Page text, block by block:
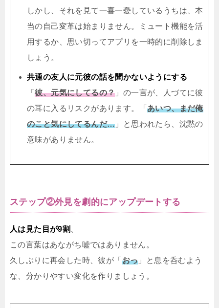
しかし、それを見て一喜一憂しているうちは、本
当の自己変革は始まりません。ミュート機能を活
用するか、思い切ってアプリを一時的に削除しま
しょう。
共通の友人に元彼の話を聞かないようにする
「彼、元気にしてるの？ 」の一言が、人づてに彼
の耳に入るリスクがあります。「 あいつ、まだ俺
のこと気にしてるんだ… 」と思われたら、沈黙の
意味がありません。
ステップ②外見を劇的にアップデートする
人は見た目が9割
この言葉はあながち嘘ではありません。
久しぶりに再会した時、彼が「 おっ 」と息を呑むよう
な、分かりやすい変化を作りましょう。